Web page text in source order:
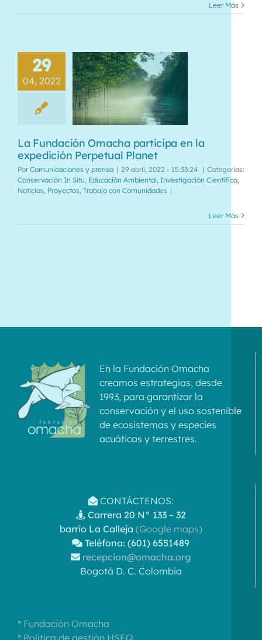
Leer Más
29
04, 2022
La Fundación Omacha participa en la
expedición Perpetual Planet
Por Comunicaciones y prensa | 29 abril, 2022 - 15:33:24 | Categorías:
Conservación In Situ Educación Ambiental Investigación Científica
Noticias Proyectos Trabajo con Comunidades |
Leer Más
En la Fundación Omacha
creamos estrategias, desde
1993, para garantizar la
conservación y el uso sostenible
de ecosistemas y especies
acuáticas y terrestres.
CONTÁCTENOS:
Carrera 20 N° 133 – 32
barrio La Calleja (Google maps)
Teléfono: (601) 6551489
recepcion@omacha.org
Bogotá D. C. Colombia
* Fundación Omacha
* Política de gestión HSEQ